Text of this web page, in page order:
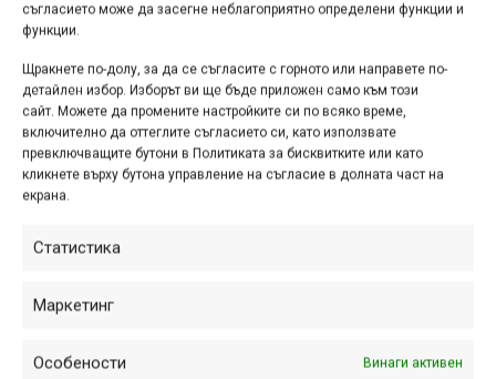
съгласието може да засегне неблагоприятно определени функции и
функции.
Щракнете по-долу, за да се съгласите с горното или направете по-
детайлен избор. Изборът ви ще бъде приложен само към този
сайт. Можете да промените настройките си по всяко време,
включително да оттеглите съгласието си, като използвате
превключващите бутони в Политиката за бисквитките или като
кликнете върху бутона управление на съгласие в долната част на
екрана.
Статистика
Маркетинг
Особености Винаги активен